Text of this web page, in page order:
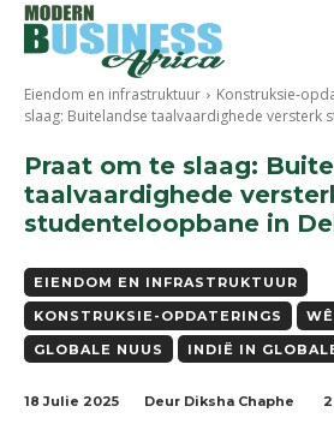
Eiendom en infrastruktuur Konstruksie-
slaag: Buitelandse taalvaardighede versterk
Praat om te slaag:
taalvaardighede
studenteloopbane in
EIENDOM EN INFRASTRUKTUUR
KONSTRUKSIE-OPDATERINGS
GLOBALE NUUS
INDIË IN
18 Julie 2025 Deur Diksha Chaphe 2